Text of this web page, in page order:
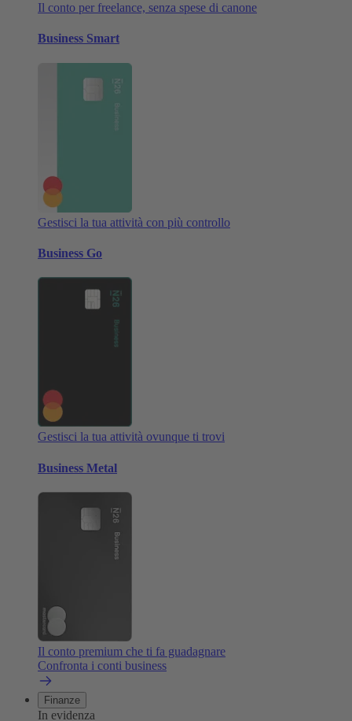
Il conto per freelance, senza spese di canone
Business Smart
Gestisci la tua attività con più controllo
Business Go
Gestisci la tua attività ovunque ti trovi
Business Metal
Il conto premium che ti fa guadagnare
Confronta i conti business
Finanze
In evidenza